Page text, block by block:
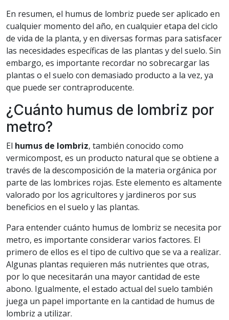
En resumen, el humus de lombriz puede ser aplicado en
cualquier momento del año, en cualquier etapa del ciclo
de vida de la planta, y en diversas formas para satisfacer
las necesidades específicas de las plantas y del suelo. Sin
embargo, es importante recordar no sobrecargar las
plantas o el suelo con demasiado producto a la vez, ya
que puede ser contraproducente.
¿Cuánto humus de lombriz por
metro?
El humus de lombriz, también conocido como
vermicompost, es un producto natural que se obtiene a
través de la descomposición de la materia orgánica por
parte de las lombrices rojas. Este elemento es altamente
valorado por los agricultores y jardineros por sus
beneficios en el suelo y las plantas.
Para entender cuánto humus de lombriz se necesita por
metro, es importante considerar varios factores. El
primero de ellos es el tipo de cultivo que se va a realizar.
Algunas plantas requieren más nutrientes que otras,
por lo que necesitarán una mayor cantidad de este
abono. Igualmente, el estado actual del suelo también
juega un papel importante en la cantidad de humus de
lombriz a utilizar.